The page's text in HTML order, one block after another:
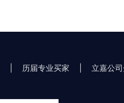
历届专业买家 立嘉公